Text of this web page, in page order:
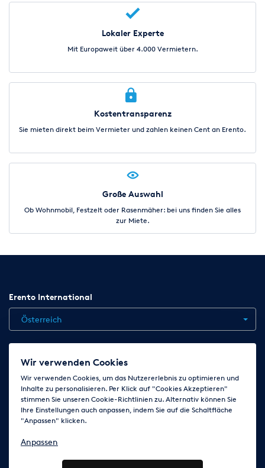
Lokaler Experte
Mit Europaweit über 4.000 Vermietern.
Kostentransparenz
Sie mieten direkt beim Vermieter und zahlen keinen Cent an Erento.
Große Auswahl
Ob Wohnmobil, Festzelt oder Rasenmäher: bei uns finden Sie alles
zur Miete.
Erento International
Österreich
Jobs Kontakt News
AGB
Impressum Cookie-Einstellungen ändern
Folge uns auf
Wir verwenden Cookies
Wir verwenden Cookies, um das Nutzererlebnis zu optimieren und
Inhalte zu personalisieren. Per Klick auf "Cookies Akzeptieren"
stimmen Sie unseren Cookie-Richtlinien zu. Alternativ können Sie
Ihre Einstellungen auch anpassen, indem Sie auf die Schaltfläche
"Anpassen" klicken.
Anpassen